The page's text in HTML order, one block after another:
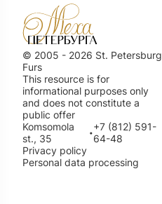
© 2005 - 2026 St. Petersburg
Furs
This resource is for
informational purposes only
and does not constitute a
public offer
Komsomola
st., 35
•+7 (812) 591-
64-48
Privacy policy
Personal data processing